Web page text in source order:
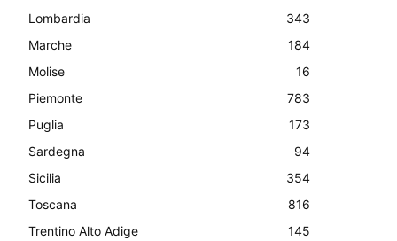
Lombardia
343
Marche
184
Molise
16
Piemonte
783
Puglia
173
Sardegna
94
Sicilia
354
Toscana
816
Trentino Alto Adige
145